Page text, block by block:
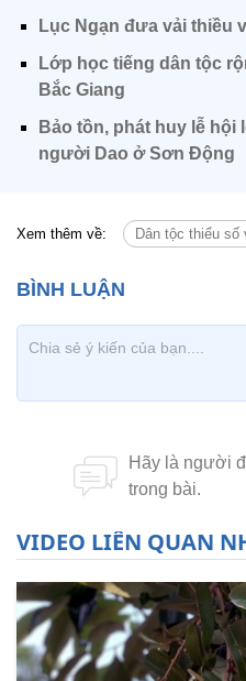
Lục Ngạn đưa vải thiều
Lớp học tiếng dân tộc
Bắc Giang
Bảo tồn, phát huy lễ
người Dao ở Sơn Động
Xem thêm về: Dân tộc thiểu số
VIDEO LIÊN QUAN